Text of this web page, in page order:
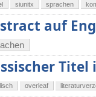
siunitx sprachen
auf
overleaf